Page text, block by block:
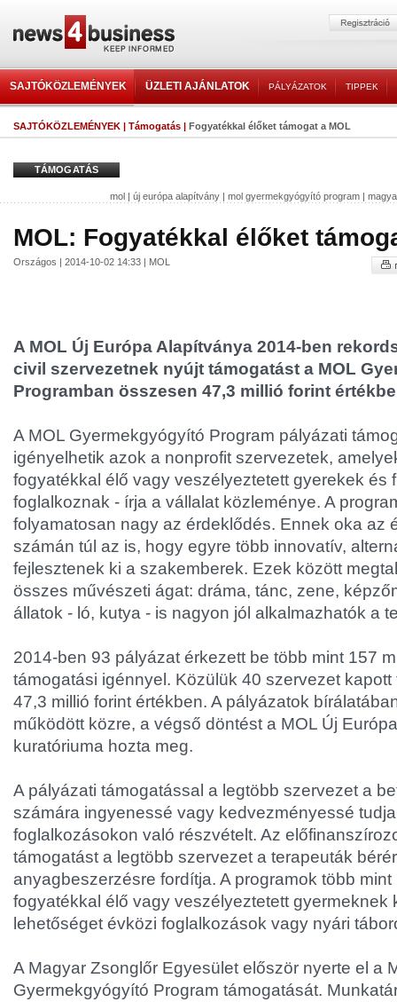
SAJTÓKÖZLEMÉNYEK ÜZLETI AJÁNLATOK PÁLYÁZATOK TIPPEK
SAJTÓKÖZLEMÉNYEK | Támogatás | Fogyatékkal élőket támogat a MOL
TÁMOGATÁS
mol | új európa alapítvány | mol gyermekgyógyító program |
MOL: Fogyatékkal élőket
Országos | 2014-10-02 14:33 | MOL
A MOL Új Európa Alapítványa 2014-ben
civil szervezetnek nyújt támogatást a MOL
Programban összesen 47,3 millió forint
A MOL Gyermekgyógyító Program pályázati
igényelhetik azok a nonprofit szervezetek,
fogyatékkal élő vagy veszélyeztetett gyerekek és
foglalkoznak - írja a vállalat közleménye. A
folyamatosan nagy az érdeklődés. Ennek oka az
számán túl az is, hogy egyre több innovatív,
fejlesztenek ki a szakemberek. Ezek között
összes művészeti ágat: dráma, tánc, zene,
állatok - ló, kutya - is nagyon jól alkalmazhatók a
2014-ben 93 pályázat érkezett be több mint 157
támogatási igénnyel. Közülük 40 szervezet
47,3 millió forint értékben. A pályázatok
működött közre, a végső döntést a MOL Új
kuratóriuma hozta meg.
A pályázati támogatással a legtöbb szervezet a
számára ingyenessé vagy kedvezményessé
foglalkozásokon való részvételt. Az
támogatást a legtöbb szervezet a terapeuták
anyagbeszerzésre fordítja. A programok több
fogyatékkal élő vagy veszélyeztetett gyermeknek
lehetőséget évközi foglalkozások vagy nyári
A Magyar Zsonglőr Egyesület először nyerte el a
Gyermekgyógyító Program támogatását.